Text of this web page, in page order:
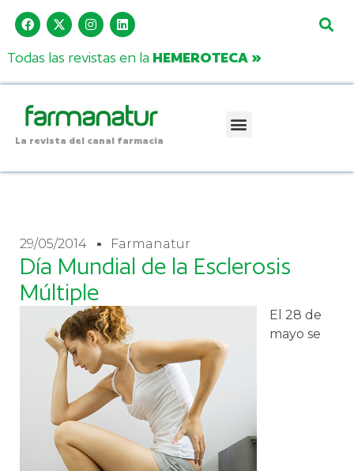
Todas las revistas en la HEMEROTECA »
La revista del canal farmacia
29/05/2014 Farmanatur
Día Mundial de la Esclerosis
Múltiple
El 28 de
mayo se